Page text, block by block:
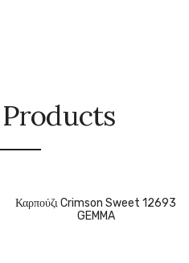
Καρπούζι Crimson Sweet 12693
GEMMA